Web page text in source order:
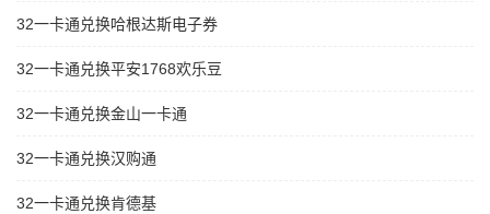
32一卡通兑换哈根达斯电子券
32一卡通兑换平安1768欢乐豆
32一卡通兑换金山一卡通
32一卡通兑换汉购通
32一卡通兑换肯德基